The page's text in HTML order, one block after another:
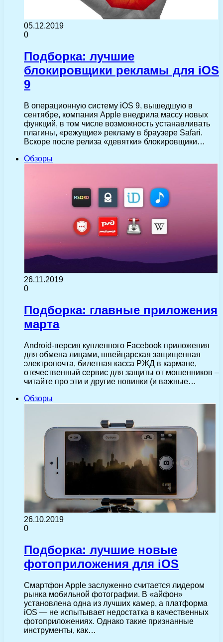
05.12.2019
0
Подборка: лучшие
блокировщики рекламы для iOS
9
В операционную систему iOS 9, вышедшую в
сентябре, компания Apple внедрила массу новых
функций, в том числе возможность устанавливать
плагины, «режущие» рекламу в браузере Safari.
Вскоре после релиза «девятки» блокировщики…
Обзоры
26.11.2019
0
Подборка: главные приложения
марта
Android-версия купленного Facebook приложения
для обмена лицами, швейцарская защищенная
электропочта, билетная касса РЖД в кармане,
отечественный сервис для защиты от мошенников –
читайте про эти и другие новинки (и важные…
Обзоры
26.10.2019
0
Подборка: лучшие новые
фотоприложения для iOS
Смартфон Apple заслуженно считается лидером
рынка мобильной фотографии. В «айфон»
установлена одна из лучших камер, а платформа
iOS — не испытывает недостатка в качественных
фотоприложениях. Однако такие признанные
инструменты, как…